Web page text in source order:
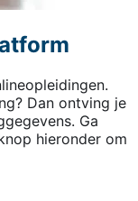
Dan ontving je
Ga
hieronder om